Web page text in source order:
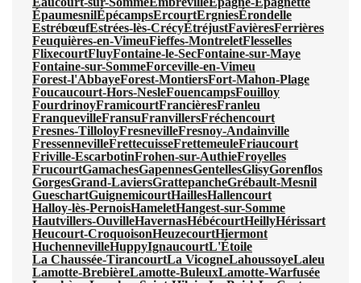
ÉpaumesnilÉpécampsErcourtErgniesÉrondelle
EstrébœufEstrées-lès-CrécyÉtréjustFavièresFerrières
Feuquières-en-VimeuFieffes-MontreletFlesselles
FlixecourtFluyFontaine-le-SecFontaine-sur-Maye
Fontaine-sur-SommeForceville-en-Vimeu
Forest-l'AbbayeForest-MontiersFort-Mahon-Plage
Foucaucourt-Hors-NesleFouencampsFouilloy
FourdrinoyFramicourtFrancièresFranleu
FranquevilleFransuFranvillersFréchencourt
Fresnes-TilloloyFresnevilleFresnoy-Andainville
FressennevilleFrettecuisseFrettemeuleFriaucourt
Friville-EscarbotinFrohen-sur-AuthieFroyelles
FrucourtGamachesGapennesGentellesGlisyGorenflos
GorgesGrand-LaviersGrattepancheGrébault-Mesnil
GueschartGuignemicourtHaillesHallencourt
Halloy-lès-PernoisHameletHangest-sur-Somme
Hautvillers-OuvilleHavernasHébécourtHeillyHérissart
Heucourt-CroquoisonHeuzecourtHiermont
HuchennevilleHuppyIgnaucourtL'Étoile
La Chaussée-TirancourtLa VicogneLahoussoyeLaleu
Lamotte-BrebièreLamotte-BuleuxLamotte-Warfusée